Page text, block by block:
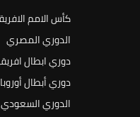
كأس الامم
الدوري المصري
دوري ابطال
دوري أبطال أوروبا
الدوري السعودي